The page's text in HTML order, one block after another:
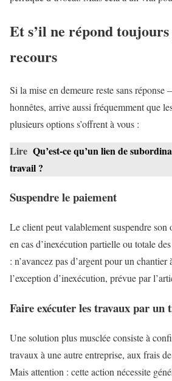
Et s’il ne répond toujours
recours
Si la mise en demeure reste sans
honnêtes, arrive aussi fréquemment que
plusieurs options s’offrent à vous :
Lire Qu’est-ce qu’un lien de
travail ?
Suspendre le paiement
Le client peut valablement suspendre
en cas d’inexécution partielle ou totale
: n’avancez pas d’argent pour un chantier
l’exception d’inexécution, prévue par
Faire exécuter les travaux par un
Une solution plus musclée consiste à
travaux à une autre entreprise, aux frais
Mais attention : cette action nécessite